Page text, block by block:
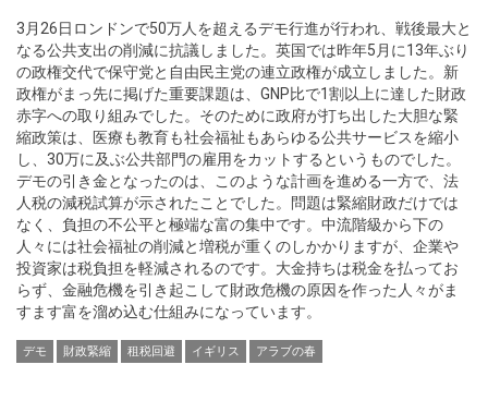
3月26日ロンドンで50万人を超えるデモ行進が行われ、戦後最大と
なる公共支出の削減に抗議しました。英国では昨年5月に13年ぶり
の政権交代で保守党と自由民主党の連立政権が成立しました。新
政権がまっ先に掲げた重要課題は、GNP比で1割以上に達した財政
赤字への取り組みでした。そのために政府が打ち出した大胆な緊
縮政策は、医療も教育も社会福祉もあらゆる公共サービスを縮小
し、30万に及ぶ公共部門の雇用をカットするというものでした。
デモの引き金となったのは、このような計画を進める一方で、法
人税の減税試算が示されたことでした。問題は緊縮財政だけでは
なく、負担の不公平と極端な富の集中です。中流階級から下の
人々には社会福祉の削減と増税が重くのしかかりますが、企業や
投資家は税負担を軽減されるのです。大金持ちは税金を払ってお
らず、金融危機を引き起こして財政危機の原因を作った人々がま
すます富を溜め込む仕組みになっています。
デモ 財政緊縮 租税回避 イギリス アラブの春